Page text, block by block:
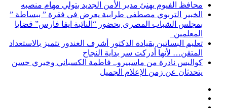
محافظ الفيوم يهنئ مدير الأمن الجديد بتولي مهام منصبه
الخبير التربوي مصطفى طرابية يعرض فى فقرة ” ببساطة ”
بمجلس الشباب المصرى بحضور “النائبة ايفا فارس” قضايا
المعلمين
تعليم البساتين بقيادة الدكتور أشرف الغندور تتميز بالاستعداد
المتقن… لأنها أدركت سر بداية النجاح
كواليس نادرة من ماسبيرو.. فاطمة الكسباني وخيري حسن
يتحدثان عن زمن الإعلام الجميل